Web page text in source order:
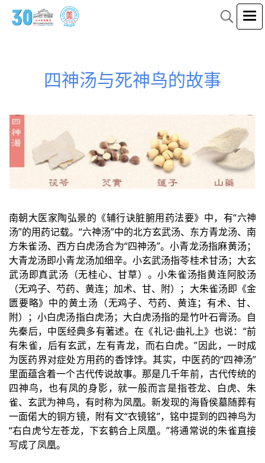
四神汤与死神鸟的故事
南朝大医家陶弘景的《辅行诀脏腑用药法要》中，有“六神
汤”的用药记载。“六神汤”中的北方玄武汤、东方青龙汤、南
方朱雀汤、西方白虎汤合为“四神汤”。小青龙汤指麻黄汤；
大青龙汤即小青龙汤加细辛。小玄武汤指苓桂术甘汤；大玄
武汤即真武汤（无桂心、甘草）。小朱雀汤指黄连阿胶汤
（无鸡子、芍药、黄连；加术、甘、附）；大朱雀汤即《金
匮要略》中的黄土汤（无鸡子、芍药、黄连；有术、甘、
附）；小白虎汤指白虎汤；大白虎汤指的是竹叶石膏汤。自
先秦后，中医经典多有著述。在《礼记·曲礼上》也说：“前
有朱雀，后有玄武，左有青龙，而右白虎。”因此，一时成
为医药界对症处方用药的香饽饽。其实，中医药的“四神汤”
里面蕴含着一个古代传说故事。那是几千年前，古代传统的
四神鸟，也有凤的身影，就一般而言是指苍龙、白虎、朱
雀、玄武为神鸟，有时称为凤凰。新发现的海昏侯墓随葬有
一面偌大的铜方镜，附有文“衣镜铭”，铭中提到的四神鸟为
“右白虎兮左苍龙，下玄鹤合上凤凰。”将通常说的朱雀直接
写成了凤凰。